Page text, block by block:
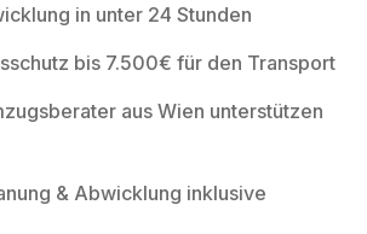
in unter 24 Stunden
bis 7.500€ für den Transport
aus Wien unterstützen
& Abwicklung inklusive